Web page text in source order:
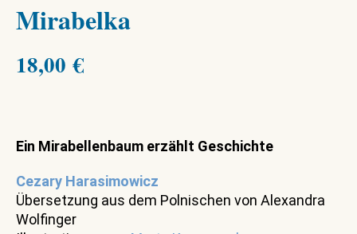
Mirabelka
18,00 €
Ein Mirabellenbaum erzählt Geschichte
Cezary Harasimowicz
Übersetzung aus dem Polnischen von Alexandra
Wolfinger